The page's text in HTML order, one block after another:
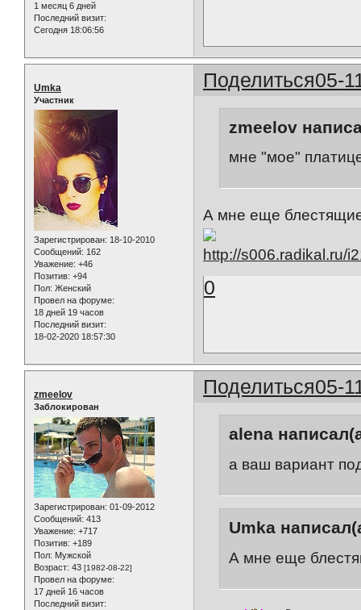
1 месяц 6 дней
Последний визит:
Сегодня 18:06:56
Поделиться05-
Umka
Участник
Зарегистрирован: 18-10-2010
Сообщений: 162
Уважение: +46
Позитив: +94
Пол: Женский
Провел на форуме:
18 дней 19 часов
Последний визит:
18-02-2020 18:57:30
zmeelov
мне "мое"
А мне еще
0
Поделиться05-
zmeelov
Заблокирован
Зарегистрирован: 01-09-2012
Сообщений: 413
Уважение: +717
Позитив: +189
Пол: Мужской
Возраст: 43 [1982-08-22]
Провел на форуме:
17 дней 16 часов
Последний визит:
alena
а ваш вариант
Umka
А мне еще